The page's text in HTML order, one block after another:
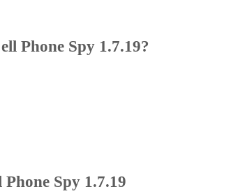
Phone Spy 1.7.19?
Spy 1.7.19